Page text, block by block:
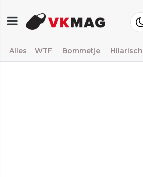
Alles WTF Bommetje Hilarisch